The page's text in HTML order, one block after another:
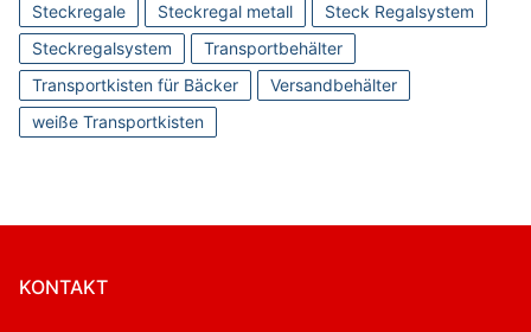
Steckregale
Steckregal metall
Steck Regalsystem
Steckregalsystem
Transportbehälter
Transportkisten für Bäcker
Versandbehälter
weiße Transportkisten
KONTAKT